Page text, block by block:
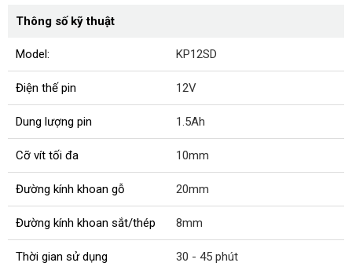
Thông số kỹ thuật
Model: KP12SD
Điện thế pin 12V
Dung lượng pin 1.5Ah
Cỡ vít tối đa 10mm
Đường kính khoan gỗ 20mm
Đường kính khoan sắt/thép 8mm
Thời gian sử dụng 30 - 45 phút